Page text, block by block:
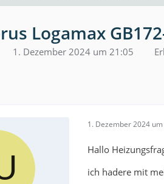
Logamax
1. Dezember 2024 um 21:05
1. Dezember 2024
Hallo
ich hadere mit